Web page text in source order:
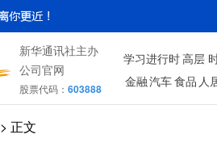
新华通讯社主办
公司官网
股票代码： 603888
学习进行时高层
金融汽车食品 人
> 正文